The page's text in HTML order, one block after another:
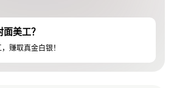
美工？
赚取真金白银！